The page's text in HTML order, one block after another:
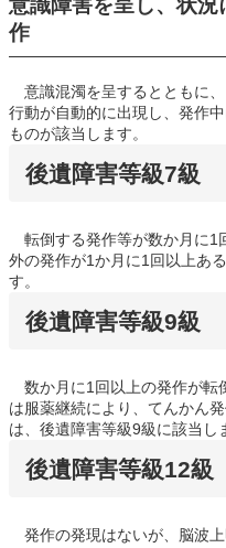
意識障害を呈し、状
作
意識混濁を呈するとともに
行動が自動的に出現し、発作
ものが該当します。
後遺障害等級7級
転倒する発作等が数か月に1
外の発作が1か月に1回以上あ
す。
後遺障害等級9級
数か月に1回以上の発作が転
は服薬継続により、てんかん
は、後遺障害等級9級に該当し
後遺障害等級12級
発作の発現はないが、脳波